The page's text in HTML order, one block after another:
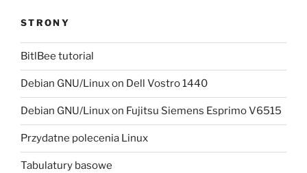
STRONY
BitlBee tutorial
Debian GNU/Linux on Dell Vostro 1440
Debian GNU/Linux on Fujitsu Siemens Esprimo V6515
Przydatne polecenia Linux
Tabulatury basowe